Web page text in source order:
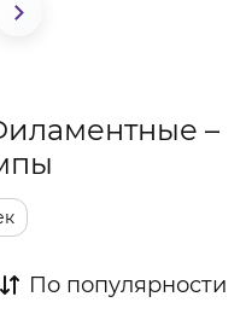
–
По популярности